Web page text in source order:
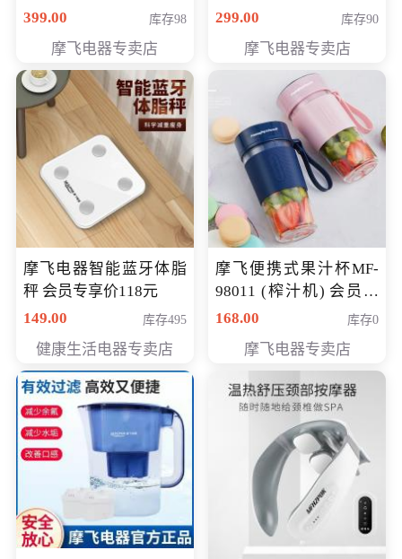
元
399.00 库存98
摩飞电器专卖店
299.00
库存90
摩飞电器专卖店
摩飞电器智能蓝牙体脂
秤 会员专享价118元
149.00
库存495
健康生活电器专卖店
摩飞便携式果汁杯MF-
98011 (榨汁机) 会员专
享价138元
168.00 库存0
摩飞电器专卖店